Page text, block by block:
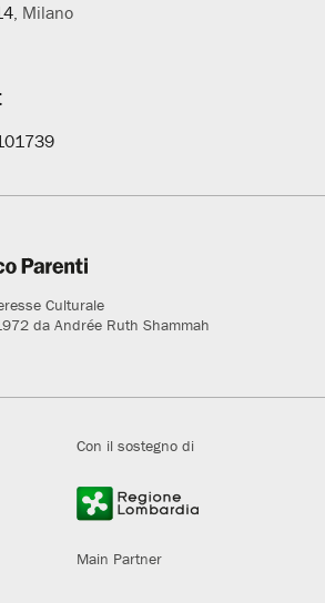
, Milano
Culturale
da Andrée Ruth Shammah
Con il sostegno di
Main Partner